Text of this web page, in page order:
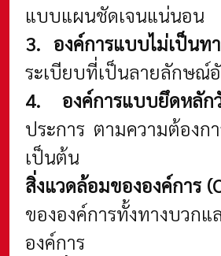
แบบแผนชัดเจนแน่นอน
3. องค์การแบบไม่เป็นท
ระเบียบที่เป็นลายลักษณ์
4. องค์การแบบยึดหลัก
ประการ ตามความต้องก
เป็นต้น
สิ่งแวดล้อมขององค์การ
ขององค์การทั้งทางบวก
องค์การ